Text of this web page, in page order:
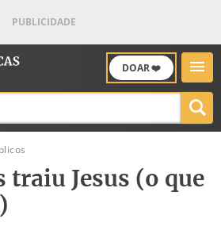
DOAR ❤️
traiu Jesus (o que